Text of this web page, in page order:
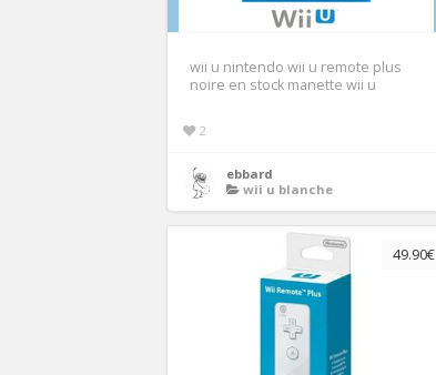
wii u nintendo wii u remote plus
noire en stock manette wii u
2
ebbard
wii u blanche
49.90€